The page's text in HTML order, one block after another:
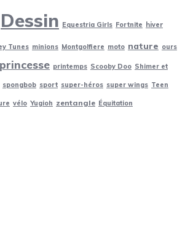
(24)
(48)
Dessin Equestria Girls Fortnite hiver
Tunes minions Montgolfiere moto nature ours
princesse printemps Scooby Doo Shimer et
spongbob sport super-héros super wings Teen
vélo Yugioh zentangle Équitation